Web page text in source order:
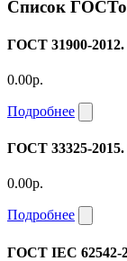
Список
ГОСТ 31900-
0.00р.
Подробнее
ГОСТ 33325-
0.00р.
Подробнее
ГОСТ IEC 62542-